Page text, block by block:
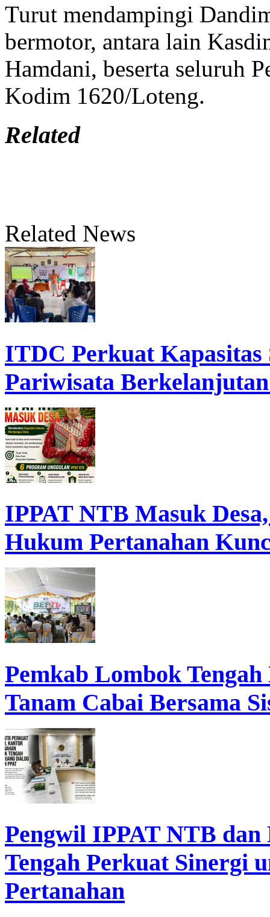
Turut mendampingi
bermotor, antara lain
Hamdani, beserta seluruh
Kodim 1620/Loteng.
Related
Related News
ITDC Perkuat
Pariwisata
IPPAT NTB Masuk
Hukum Pertanahan
Pemkab Lombok
Tanam Cabai Bersama
Pengwil IPPAT NTB
Tengah Perkuat Sinergi
Pertanahan